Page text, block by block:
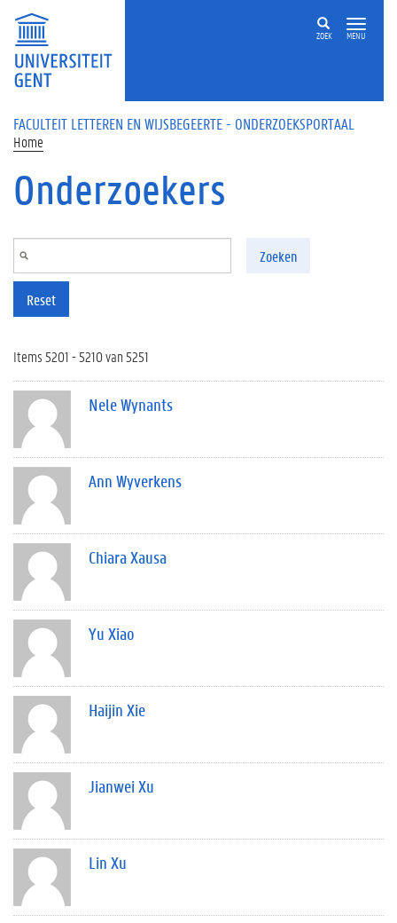
Overslaan en naar de inhoud gaan
ZOEK MENU
FACULTEIT LETTEREN EN WIJSBEGEERTE - ONDERZOEKSPORTAAL
Home
Onderzoekers
Zoeken
Reset
Items 5201 - 5210 van 5251
Nele Wynants
Ann Wyverkens
Chiara Xausa
Yu Xiao
Haijin Xie
Jianwei Xu
Lin Xu